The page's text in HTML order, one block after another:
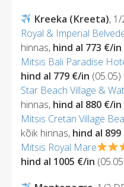
Kreeka (Kreeta),
Royal & Imperial
hinnas, hind al 773 €/in
Mitsis Bali Paradise
hind al 779 €/in (05.05)
Star Beach Village &
hinnas, hind al 880 €/in
Mitsis Cretan Village
kõik hinnas, hind al
Mitsis Royal Mare
hind al 1005 €/in